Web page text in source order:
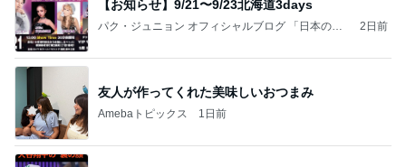
【お知らせ】9/21〜9/23北海道3days
パク・ジュニョン オフィシャルブログ 「日本の
2日前
友人が作ってくれた美味しいおつまみ
Amebaトピックス 1日前